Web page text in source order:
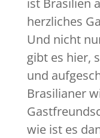
ist Brasilien
herzliches
Und nicht
gibt es hier,
und
Brasilianer
wie ist es